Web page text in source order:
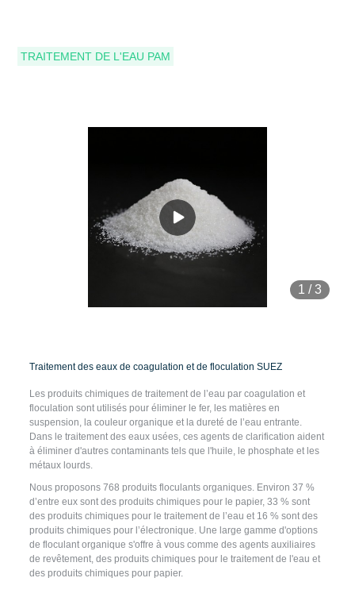
TRAITEMENT DE L'EAU PAM
1 /3
Traitement des eaux de coagulation et de floculation SUEZ
Les produits chimiques de traitement de l’eau par coagulation et
floculation sont utilisés pour éliminer le fer, les matières en
suspension, la couleur organique et la dureté de l’eau entrante.
Dans le traitement des eaux usées, ces agents de clarification aident
à éliminer d'autres contaminants tels que l'huile, le phosphate et les
métaux lourds.
Nous proposons 768 produits floculants organiques. Environ 37 %
d’entre eux sont des produits chimiques pour le papier, 33 % sont
des produits chimiques pour le traitement de l’eau et 16 % sont des
produits chimiques pour l’électronique. Une large gamme d'options
de floculant organique s'offre à vous comme des agents auxiliaires
de revêtement, des produits chimiques pour le traitement de l'eau et
des produits chimiques pour papier.